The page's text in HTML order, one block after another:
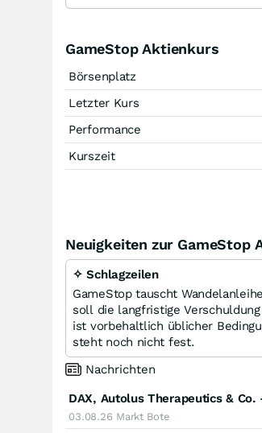
GameStop Aktienkurs
Börsenplatz
Letzter Kurs
Performance
Kurszeit
Neuigkeiten zur GameStop
✧ Schlagzeilen
GameStop tauscht
soll die langfristige
ist vorbehaltlich üblicher
steht noch nicht fest.
Nachrichten
DAX, Autolus Therapeutics &
03.08.26 Markt Bote